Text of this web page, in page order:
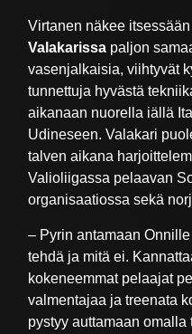
Virtanen näkee
Valakarissa paljon
vasenjalkaisia, viihtyvät
tunnettuja hyvästä
aikanaan nuorella iällä
Udineseen. Valakari
talven aikana
Valioliigassa pelaavan
organisaatiossa sekä
– Pyrin antamaan
tehdä ja mitä ei.
kokeneemmat pelaajat
valmentajaa ja treenata
pystyy auttamaan